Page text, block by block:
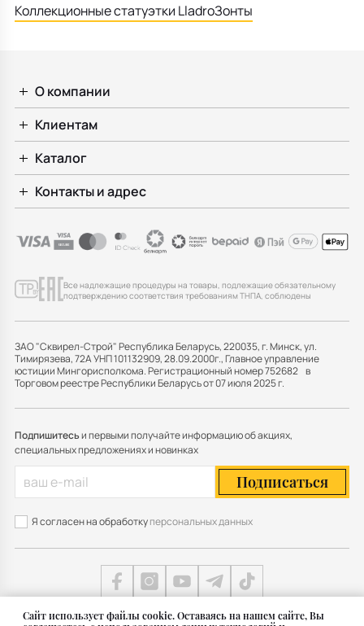
Коллекционные статуэтки LladroЗонты
Cайт использует файлы cookie. Оставаясь на нашем сайте, Вы
О компании
Клиентам
Каталог
Контакты и адрес
Все надлежащие процедуры на товары, подлежащие обязательному
подтверждению соответствия требованиям ТНПА, соблюдены
ЗАО "Сквирел-Строй" Республика Беларусь, 220035, г. Минск, ул.
Тимирязева, 72А УНП 101132909, 28.09.2000г., Главное управление
юстиции Мингорисполкома. Регистрационный номер 752682 в
Торговом реестре Республики Беларусь от 07 июля 2025 г.
Подпишитесьи первыми получайте информацию об акциях,
специальных предложениях и новинках
Подписаться
Я согласен на обработкуперсональных данных